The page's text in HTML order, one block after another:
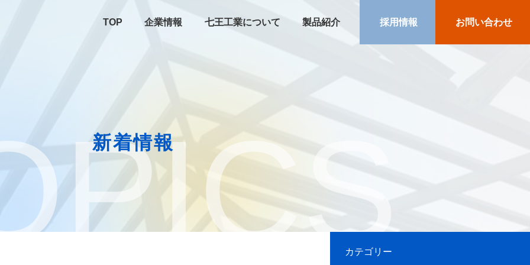
TOP 企業情報 七王工業について 製品紹介 採用情報 お問い合わせ
新着情報
カテゴリー